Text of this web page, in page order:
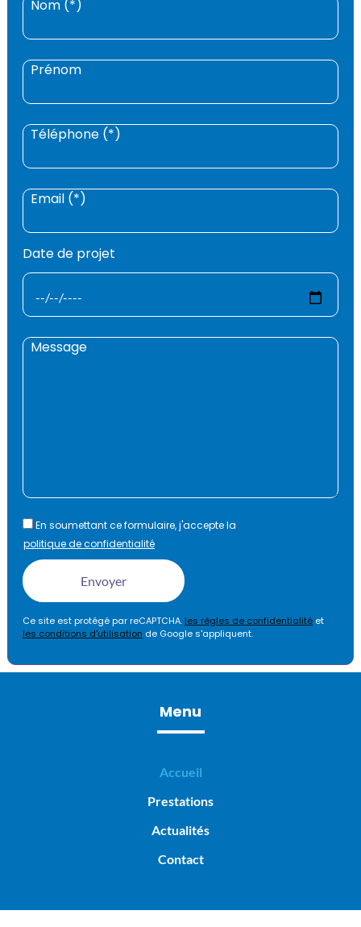
Nom (*)
Prénom
Téléphone (*)
Email (*)
Date de projet
Message
En soumettant ce formulaire, j'accepte la
politique de confidentialité
Ce site est protégé par reCAPTCHA. les règles de confidentialitéet
les conditions d'utilisation de Google s'appliquent.
Menu
Accueil
Prestations
Actualités
Contact